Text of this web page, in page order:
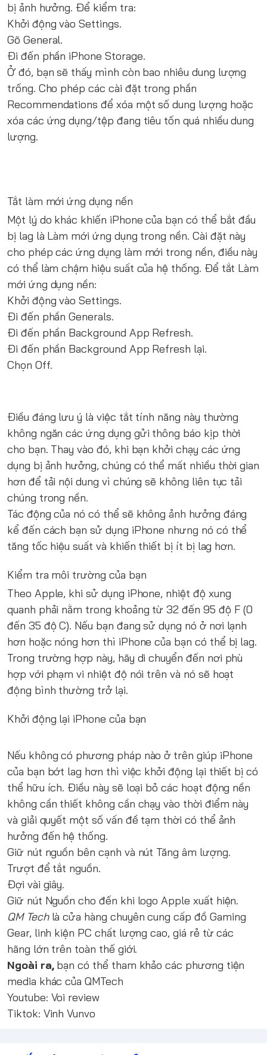
bị ảnh hưởng. Để kiểm tra:
Khởi động vào Settings.
Gõ General.
Đi đến phần iPhone Storage.
Ở đó, bạn sẽ thấy mình còn bao nhiêu dung lượng
trống. Cho phép các cài đặt trong phần
Recommendations để xóa một số dung lượng hoặc
xóa các ứng dụng/tệp đang tiêu tốn quá nhiều dung
lượng.
Tắt làm mới ứng dụng nền
Một lý do khác khiến iPhone của bạn có thể bắt đầu
bị lag là Làm mới ứng dụng trong nền. Cài đặt này
cho phép các ứng dụng làm mới trong nền, điều này
có thể làm chậm hiệu suất của hệ thống. Để tắt Làm
mới ứng dụng nền:
Khởi động vào Settings.
Đi đến phần Generals.
Đi đến phần Background App Refresh.
Đi đến phần Background App Refresh lại.
Chọn Off.
Điều đáng lưu ý là việc tắt tính năng này thường
không ngăn các ứng dụng gửi thông báo kịp thời
cho bạn. Thay vào đó, khi bạn khởi chạy các ứng
dụng bị ảnh hưởng, chúng có thể mất nhiều thời gian
hơn để tải nội dung vì chúng sẽ không liên tục tải
chúng trong nền.
Tác động của nó có thể sẽ không ảnh hưởng đáng
kể đến cách bạn sử dụng iPhone nhưng nó có thể
tăng tốc hiệu suất và khiến thiết bị ít bị lag hơn.
Kiểm tra môi trường của bạn
Theo Apple, khi sử dụng iPhone, nhiệt độ xung
quanh phải nằm trong khoảng từ 32 đến 95 độ F (0
đến 35 độ C). Nếu bạn đang sử dụng nó ở nơi lạnh
hơn hoặc nóng hơn thì iPhone của bạn có thể bị lag.
Trong trường hợp này, hãy di chuyển đến nơi phù
hợp với phạm vi nhiệt độ nói trên và nó sẽ hoạt
động bình thường trở lại.
Khởi động lại iPhone của bạn
Nếu không có phương pháp nào ở trên giúp iPhone
của bạn bớt lag hơn thì việc khởi động lại thiết bị có
thể hữu ích. Điều này sẽ loại bỏ các hoạt động nền
không cần thiết không cần chạy vào thời điểm này
và giải quyết một số vấn đề tạm thời có thể ảnh
hưởng đến hệ thống.
Giữ nút nguồn bên cạnh và nút Tăng âm lượng.
Trượt để tắt nguồn.
Đợi vài giây.
Giữ nút Nguồn cho đến khi logo Apple xuất hiện.
QM Techlà cửa hàng chuyên cung cấp đồ Gaming
Gear, linh kiện PC chất lượng cao, giá rẻ từ các
hãng lớn trên toàn thế giới.
Ngoài ra,bạn có thể tham khảo các phương tiện
media khác của QMTech
Youtube: Voi review
Tiktok: Vinh Vunvo